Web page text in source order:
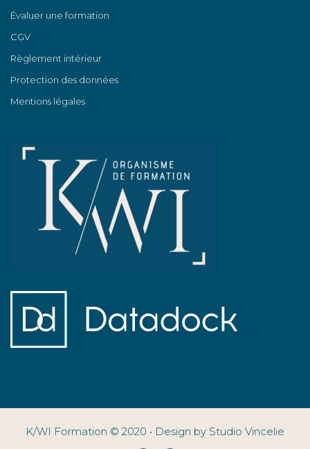
Évaluer une formation
CGV
Règlement intérieur
Protection des données
Mentions légales
K/WI Formation © 2020 • Design by Studio Vincelie